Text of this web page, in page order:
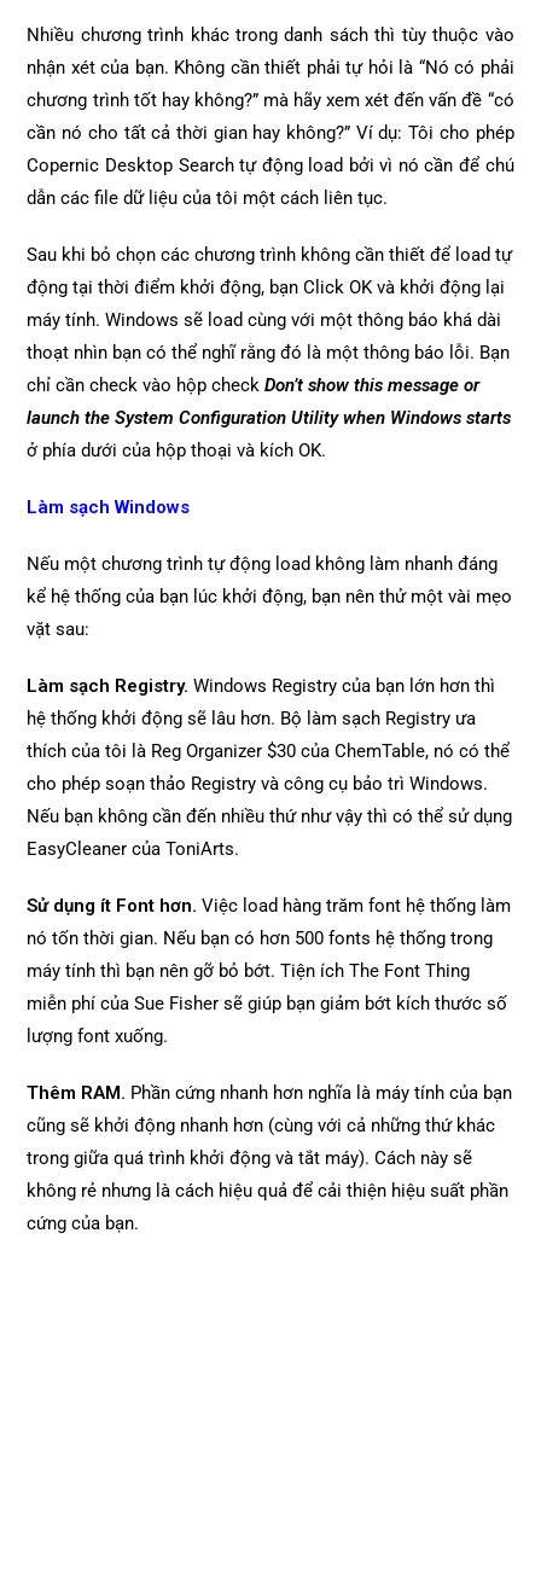
Nhiều chương trình khác trong danh sách thì tùy thuộc vào
nhận xét của bạn. Không cần thiết phải tự hỏi là “Nó có phải
chương trình tốt hay không?” mà hãy xem xét đến vấn đề “có
cần nó cho tất cả thời gian hay không?” Ví dụ: Tôi cho phép
Copernic Desktop Search tự động load bởi vì nó cần để chú
dẫn các file dữ liệu của tôi một cách liên tục.
Sau khi bỏ chọn các chương trình không cần thiết để load tự
động tại thời điểm khởi động, bạn Click OK và khởi động lại
máy tính. Windows sẽ load cùng với một thông báo khá dài
thoạt nhìn bạn có thể nghĩ rằng đó là một thông báo lỗi. Bạn
chỉ cần check vào hộp checkDon’t show this message or
launch the System Configuration Utility when Windows starts
ở phía dưới của hộp thoại và kích OK.
Làm sạch Windows
Nếu một chương trình tự động load không làm nhanh đáng
kể hệ thống của bạn lúc khởi động, bạn nên thử một vài mẹo
vặt sau:
Làm sạch Registry. Windows Registry của bạn lớn hơn thì
hệ thống khởi động sẽ lâu hơn. Bộ làm sạch Registry ưa
thích của tôi là Reg Organizer $30 của ChemTable, nó có thể
cho phép soạn thảo Registry và công cụ bảo trì Windows.
Nếu bạn không cần đến nhiều thứ như vậy thì có thể sử dụng
EasyCleaner của ToniArts.
Sử dụng ít Font hơn. Việc load hàng trăm font hệ thống làm
nó tốn thời gian. Nếu bạn có hơn 500 fonts hệ thống trong
máy tính thì bạn nên gỡ bỏ bớt. Tiện ích The Font Thing
miễn phí của Sue Fisher sẽ giúp bạn giảm bớt kích thước số
lượng font xuống.
Thêm RAM. Phần cứng nhanh hơn nghĩa là máy tính của bạn
cũng sẽ khởi động nhanh hơn (cùng với cả những thứ khác
trong giữa quá trình khởi động và tắt máy). Cách này sẽ
không rẻ nhưng là cách hiệu quả để cải thiện hiệu suất phần
cứng của bạn.